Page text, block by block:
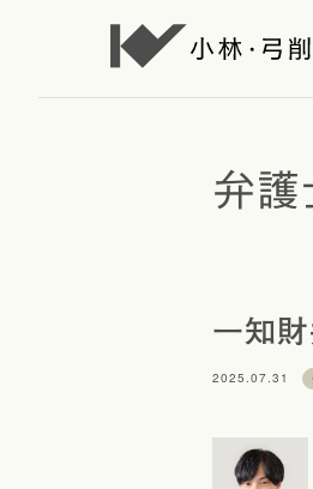
弁護
一知
2025.07.31